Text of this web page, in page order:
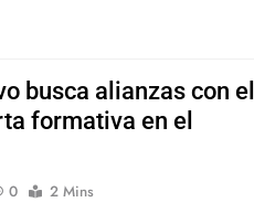
busca alianzas con el
formativa en el
0
2 Mins